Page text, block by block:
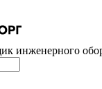
инженерного